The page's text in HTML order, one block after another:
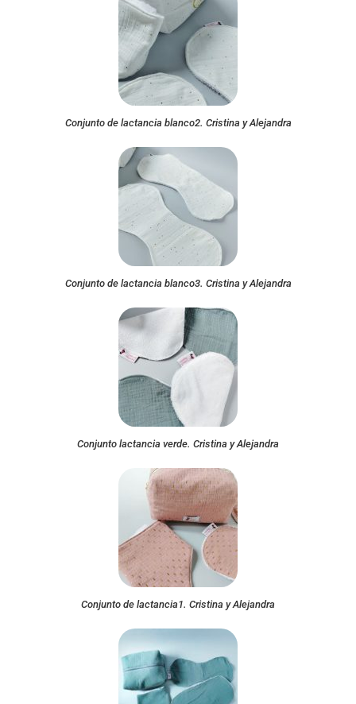
Conjunto de lactancia blanco2. Cristina y Alejandra
Conjunto de lactancia blanco3. Cristina y Alejandra
Conjunto lactancia verde. Cristina y Alejandra
Conjunto de lactancia1. Cristina y Alejandra